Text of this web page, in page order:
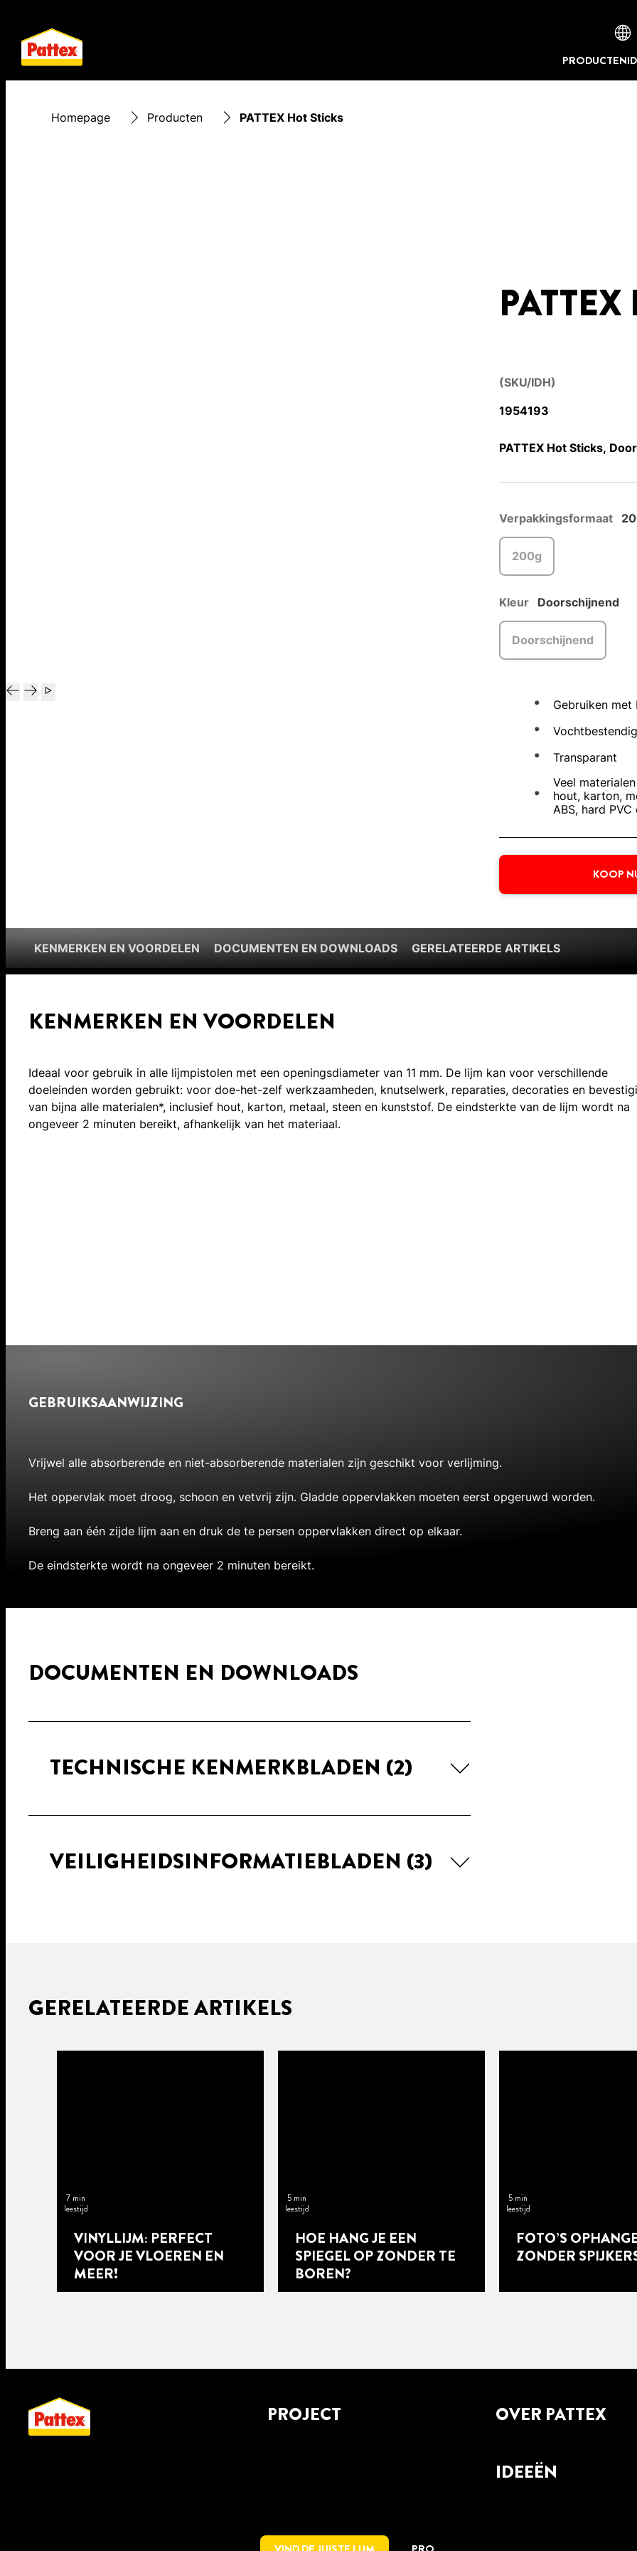
PRODUCTEN
Homepage Producten PATTEX Hot Sticks
(SKU/IDH)
1954193
PATTEX Hot Sticks,
Verpakkingsformaat
200g
Kleur Doorschijnend
Doorschijnend
Gebruiken
Vochtbestendig
Transparant
Veel
hout, karton,
ABS, hard
KOOP
KENMERKEN EN VOORDELEN DOCUMENTEN EN DOWNLOADS GERELATEERDE ARTIKELS
KENMERKEN EN VOORDELEN
Ideaal voor gebruik in alle lijmpistolen met een openingsdiameter van 11 mm. De lijm kan voor verschillende
doeleinden worden gebruikt: voor doe-het-zelf werkzaamheden, knutselwerk, reparaties, decoraties en
van bijna alle materialen*, inclusief hout, karton, metaal, steen en kunststof. De eindsterkte van de lijm wordt na
ongeveer 2 minuten bereikt, afhankelijk van het materiaal.
GEBRUIKSAANWIJZING
Vrijwel alle absorberende en niet-absorberende materialen zijn geschikt voor verlijming.
Het oppervlak moet droog, schoon en vetvrij zijn. Gladde oppervlakken moeten eerst opgeruwd worden.
Breng aan één zijde lijm aan en druk de te persen oppervlakken direct op elkaar.
De eindsterkte wordt na ongeveer 2 minuten bereikt.
DOCUMENTEN EN DOWNLOADS
TECHNISCHE KENMERKBLADEN (2)
VEILIGHEIDSINFORMATIEBLADEN (3)
GERELATEERDE ARTIKELS
7 min
leestijd
VINYLLIJM: PERFECT
VOOR JE VLOEREN EN
MEER!
5 min
leestijd
HOE HANG JE EEN
SPIEGEL OP ZONDER TE
BOREN?
5 min
leestijd
FOTO’S
ZONDER
leestijd
PROJECT OVER PATTEX
IDEEËN